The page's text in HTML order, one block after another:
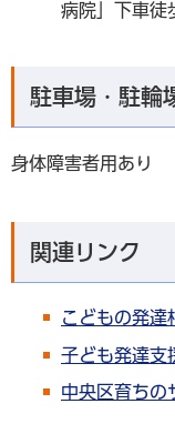
病院」下車徒
駐車場・駐輪
身体障害者用あり
関連リンク
こどもの発達
子ども発達支
中央区育ちの